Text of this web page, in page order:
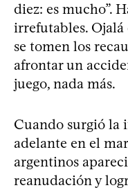
diez: es mucho”.
irrefutables.
se tomen los
afrontar un
juego, nada más.
Cuando surgió la
adelante en el
argentinos
reanudación y